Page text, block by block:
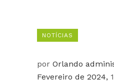
NOTÍCIAS
por Orlando
Fevereiro de 2024,